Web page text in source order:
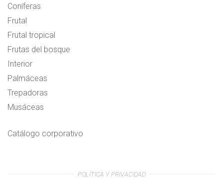
Coníferas
Frutal
Frutal tropical
Frutas del bosque
Interior
Palmáceas
Trepadoras
Musáceas
Catálogo corporativo
POLÍTICA Y PRIVACIDAD